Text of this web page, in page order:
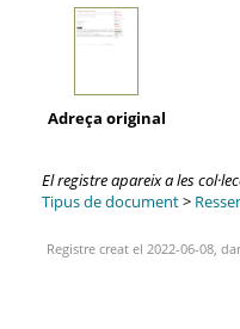
Adreça original
El registre apareix a les
Tipus de document>
Registre creat el 2022-06-08,